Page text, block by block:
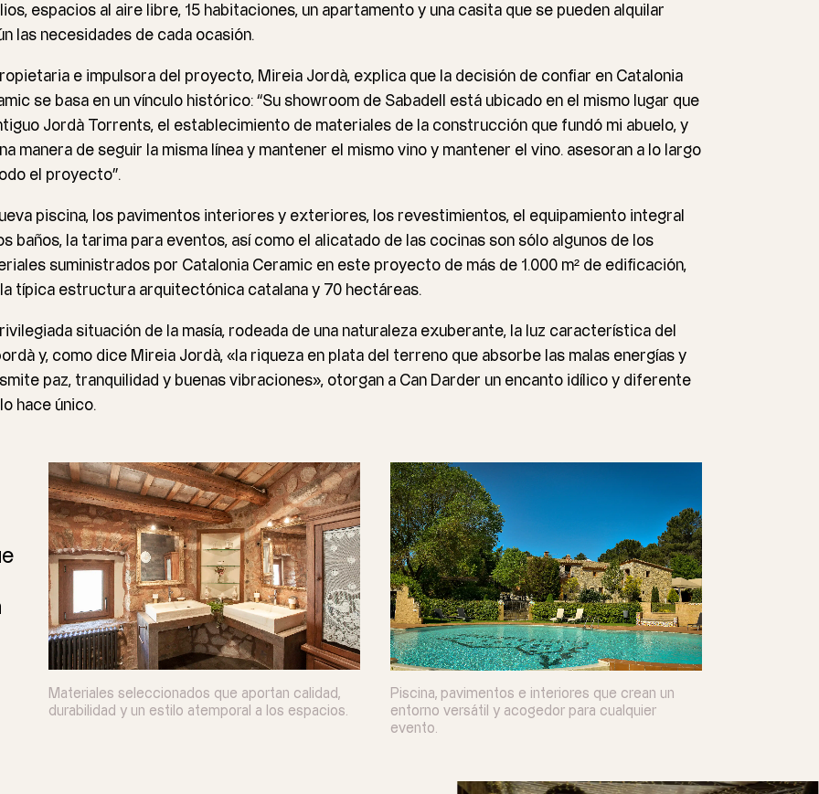
espacios al aire libre, 15 habitaciones, un apartamento y una casita que se pueden alquilar
las necesidades de cada ocasión.
e impulsora del proyecto, Mireia Jordà, explica que la decisión de confiar en Catalonia
se basa en un vínculo histórico: “Su showroom de Sabadell está ubicado en el mismo lugar que
Jordà Torrents, el establecimiento de materiales de la construcción que fundó mi abuelo, y
manera de seguir la misma línea y mantener el mismo vino y mantener el vino. asesoran a lo largo
el proyecto”.
piscina, los pavimentos interiores y exteriores, los revestimientos, el equipamiento integral
baños, la tarima para eventos, así como el alicatado de las cocinas son sólo algunos de los
suministrados por Catalonia Ceramic en este proyecto de más de 1.000 m² de edificación,
típica estructura arquitectónica catalana y 70 hectáreas.
situación de la masía, rodeada de una naturaleza exuberante, la luz característica del
y, como dice Mireia Jordà, «la riqueza en plata del terreno que absorbe las malas energías y
paz, tranquilidad y buenas vibraciones», otorgan a Can Darder un encanto idílico y diferente
hace único.
Materiales seleccionados que aportan calidad,
durabilidad y un estilo atemporal a los espacios.
Piscina, pavimentos e interiores que crean un
entorno versátil y acogedor para cualquier
evento.